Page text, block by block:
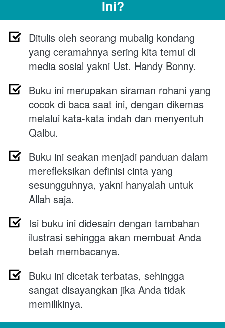
Ini?
Ditulis oleh seorang mubalig kondang
yang ceramahnya sering kita temui di
media sosial yakni Ust. Handy Bonny.
Buku ini merupakan siraman rohani yang
cocok di baca saat ini, dengan dikemas
melalui kata-kata indah dan menyentuh
Qalbu.
Buku ini seakan menjadi panduan dalam
merefleksikan definisi cinta yang
sesungguhnya, yakni hanyalah untuk
Allah saja.
Isi buku ini didesain dengan tambahan
ilustrasi sehingga akan membuat Anda
betah membacanya.
Buku ini dicetak terbatas, sehingga
sangat disayangkan jika Anda tidak
memilikinya.